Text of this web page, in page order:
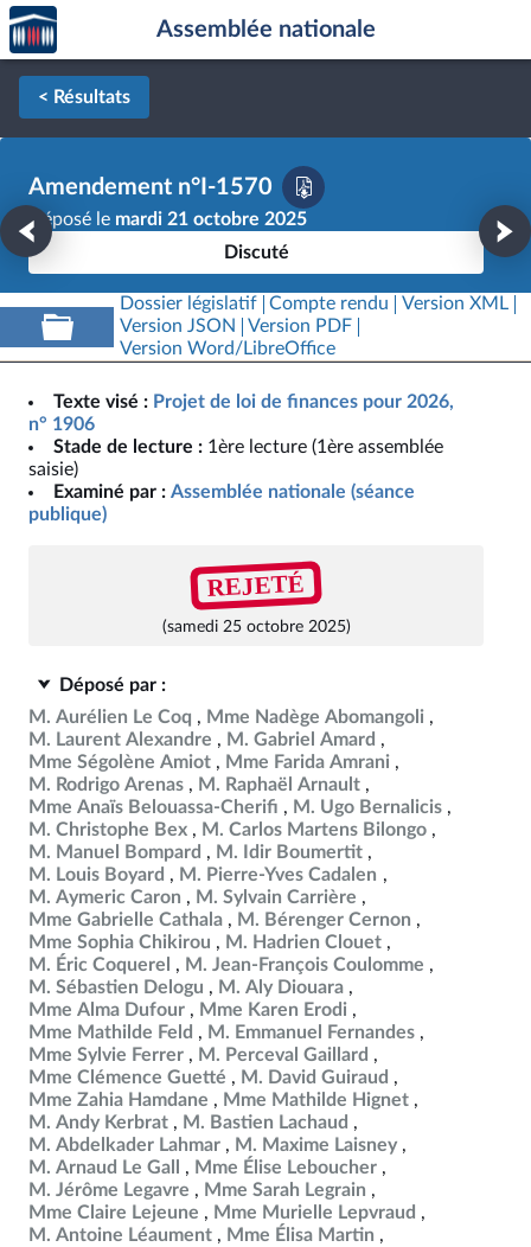
Aller au contenu
Aller en bas de la page
Accèder
à la
page
d'accueil
Assemblée nationale
< Résultats
Amendement n°I-1570
Déposé le mardi 21 octobre 2025
Discuté
Dossier législatif Compte rendu
Version XML
Version JSON
Version PDF
Version Word/LibreOffice
Texte visé : Projet de loi de finances pour 2026,
n° 1906
Stade de lecture : 1ère lecture (1ère assemblée
saisie)
Examiné par : Assemblée nationale (séance
publique)
REJETÉ
(samedi 25 octobre 2025)
Déposé par :
M. Aurélien Le Coq
Mme Nadège Abomangoli
M. Laurent Alexandre
M. Gabriel Amard
Mme Ségolène Amiot
Mme Farida Amrani
M. Rodrigo Arenas
M. Raphaël Arnault
Mme Anaïs Belouassa-Cherifi
M. Ugo Bernalicis
M. Christophe Bex
M. Carlos Martens Bilongo
M. Manuel Bompard
M. Idir Boumertit
M. Louis Boyard
M. Pierre-Yves Cadalen
M. Aymeric Caron
M. Sylvain Carrière
Mme Gabrielle Cathala
M. Bérenger Cernon
Mme Sophia Chikirou
M. Hadrien Clouet
M. Éric Coquerel
M. Jean-François Coulomme
M. Sébastien Delogu
M. Aly Diouara
Mme Alma Dufour
Mme Karen Erodi
Mme Mathilde Feld
M. Emmanuel Fernandes
Mme Sylvie Ferrer
M. Perceval Gaillard
Mme Clémence Guetté
M. David Guiraud
Mme Zahia Hamdane
Mme Mathilde Hignet
M. Andy Kerbrat
M. Bastien Lachaud
M. Abdelkader Lahmar
M. Maxime Laisney
M. Arnaud Le Gall
Mme Élise Leboucher
M. Jérôme Legavre
Mme Sarah Legrain
Mme Claire Lejeune
Mme Murielle Lepvraud
M. Antoine Léaument
Mme Élisa Martin